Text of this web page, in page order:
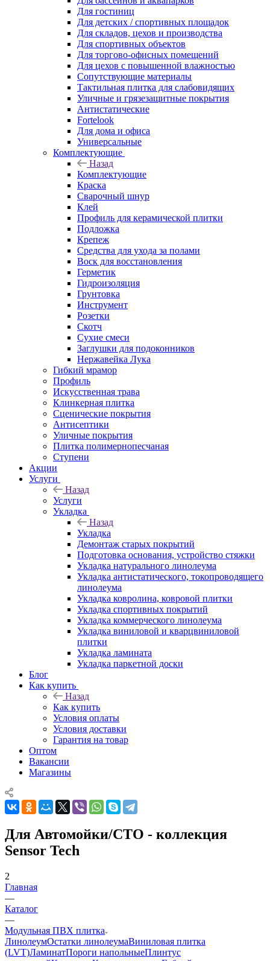
Для гостиниц
Для детских / спортивных площадок
Для складов, цехов и производства
Для спортивных объектов
Для торгово-офисных помещений
Для цехов с повышенной влажностью
Сопутствующие материалы
Тактильная плитка для слабовидящих
Уличные и грязезащитные покрытия
Антистатические
Fortelook
Для дома и офиса
Универсальные
Комплектующие
Назад
Комплектующие
Краска
Сварочный шнур
Клей
Профиль для керамической плитки
Подложка
Крепеж
Средства для ухода за полами
Воск для восстановления
Герметик
Гидроизоляция
Грунтовка
Инструмент
Розетки
Скотч
Сухие смеси
Заглушки для подоконников
Нержавейка Лука
Гибкий мрамор
Профиль
Искусственная трава
Клинкерная плитка
Сценические покрытия
Антисептики
Уличные покрытия
Плитка полимернопесчаная
Ступени
Акции
Услуги
Назад
Услуги
Укладка
Назад
Укладка
Демонтаж старых покрытий
Подготовка основания, устройство стяжки
Укладка натурального линолеума
Укладка антистатического, токопроводящего
линолеума
Укладка ковролина, ковровой плитки
Укладка спортивных покрытий
Укладка коммерческого линолеума
Укладка виниловой и кварцвиниловой
плитки
Укладка ламината
Укладка паркетной доски
Блог
Как купить
Назад
Как купить
Условия оплаты
Условия доставки
Гарантия на товар
Оптом
Вакансии
Магазины
Для Автомойки/СТО - коллекция
Sensor Tech
2
Главная
—
Каталог
—
Модульная ПВХ плитка
ЛинолеумОстатки линолеумаВиниловая плитка
(LVT)ЛаминатПороги напольныеПлинтус